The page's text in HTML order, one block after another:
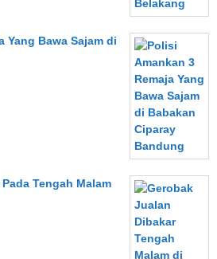
Yang Bawa Sajam di
Tengah Malam